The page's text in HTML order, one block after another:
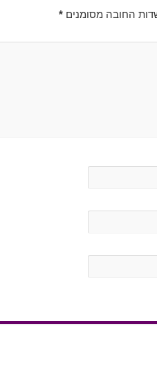
החובה מסומנים*